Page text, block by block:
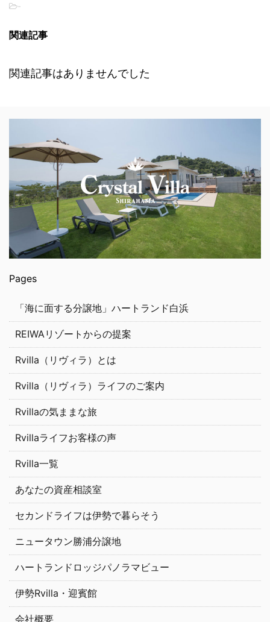
-
関連記事
関連記事はありませんでした
Pages
「海に面する分譲地」ハートランド白浜
REIWAリゾートからの提案
Rvilla（リヴィラ）とは
Rvilla（リヴィラ）ライフのご案内
Rvillaの気ままな旅
Rvillaライフお客様の声
Rvilla一覧
あなたの資産相談室
セカンドライフは伊勢で暮らそう
ニュータウン勝浦分譲地
ハートランドロッジパノラマビュー
伊勢Rvilla・迎賓館
会社概要